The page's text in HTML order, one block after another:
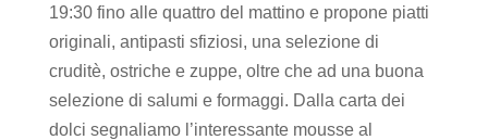
19:30 fino alle quattro del mattino e propone piatti
originali, antipasti sfiziosi, una selezione di
cruditè, ostriche e zuppe, oltre che ad una buona
selezione di salumi e formaggi. Dalla carta dei
dolci segnaliamo l’interessante mousse al